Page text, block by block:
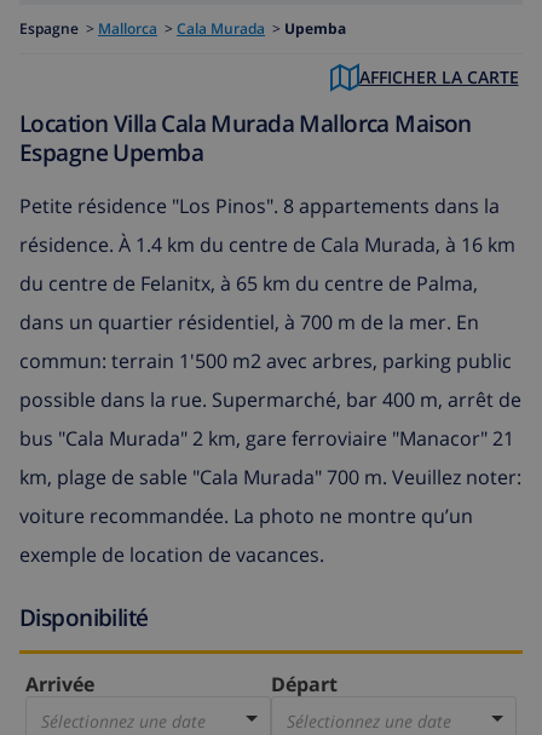
Espagne > Mallorca > Cala Murada > Upemba
AFFICHER LA CARTE
Location Villa Cala Murada Mallorca Maison
Espagne Upemba
Petite résidence "Los Pinos". 8 appartements dans la
résidence. À 1.4 km du centre de Cala Murada, à 16 km
du centre de Felanitx, à 65 km du centre de Palma,
dans un quartier résidentiel, à 700 m de la mer. En
commun: terrain 1'500 m2 avec arbres, parking public
possible dans la rue. Supermarché, bar 400 m, arrêt de
bus "Cala Murada" 2 km, gare ferroviaire "Manacor" 21
km, plage de sable "Cala Murada" 700 m. Veuillez noter:
voiture recommandée. La photo ne montre qu’un
exemple de location de vacances.
Disponibilité
Arrivée
Sélectionnez une date
Départ
Sélectionnez une date